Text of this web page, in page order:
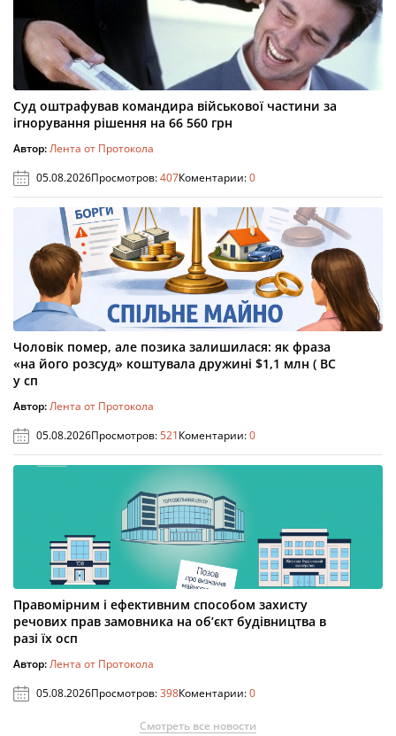
Суд оштрафував командира військової частини за
ігнорування рішення на 66 560 грн
Автор:Лента от Протокола
05.08.2026Просмотров:407Коментарии:0
Чоловік помер, але позика залишилася: як фраза
«на його розсуд» коштувала дружині $1,1 млн ( ВС
у сп
Автор:Лента от Протокола
05.08.2026Просмотров:521Коментарии:0
Правомірним і ефективним способом захисту
речових прав замовника на об’єкт будівництва в
разі їх осп
Автор:Лента от Протокола
05.08.2026Просмотров:398Коментарии:0
Смотреть все новости